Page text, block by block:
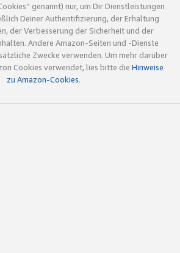
genannt) nur, um Dir Dienstleistungen
Deiner Authentifizierung, der Erhaltung
der Verbesserung der Sicherheit und der
Andere Amazon-Seiten und -Dienste
Zwecke verwenden. Um mehr darüber
Cookies verwendet, lies bitte die Hinweise
zu Amazon-Cookies.